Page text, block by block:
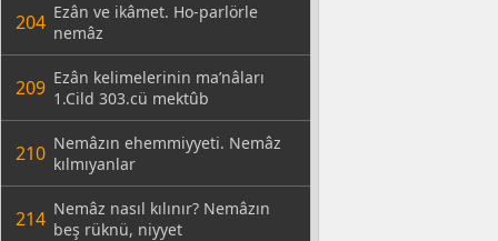
204 Ezân ve ikâmet. Ho-parlörle
nemâz
209 Ezân kelimelerinin ma’nâları
1.Cild 303.cü mektûb
210 Nemâzın ehemmiyyeti. Nemâz
kılmıyanlar
214 Nemâz nasıl kılınır? Nemâzın
beş rüknü, niyyet